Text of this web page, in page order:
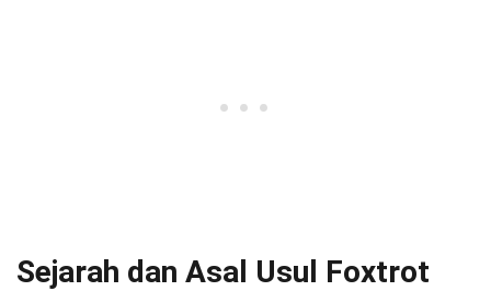
Sejarah dan Asal Usul Foxtrot